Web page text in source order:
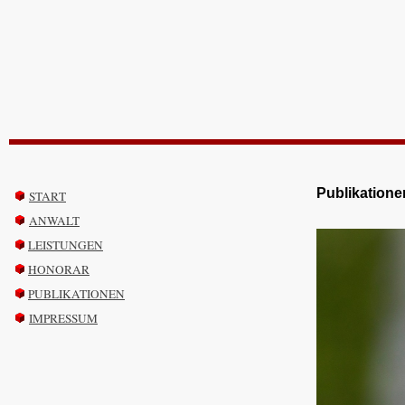
START
ANWALT
LEISTUNGEN
HONORAR
PUBLIKATIONEN
IMPRESSUM